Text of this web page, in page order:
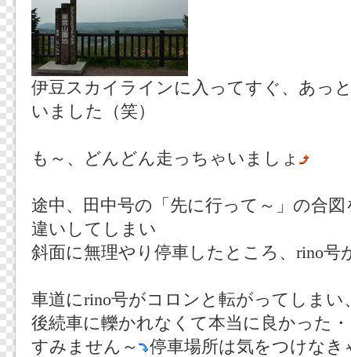
伊豆スカイラインに入ってすぐ、あっ
いました（笑）
も～、どんどん走っちゃいましょ
途中、田中号の「先に行って～」の合
違いしてしまい
斜面に無理やり停車したところ、rino号
車道にrino号がコロンと転がってしま
後続車に轢かれなくて本当に良かった
すみません～
停車場所は気をつけなき